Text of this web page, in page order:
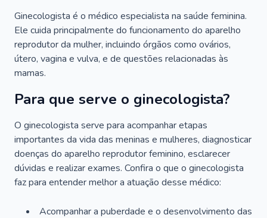
Ginecologista é o médico especialista na saúde feminina.
Ele cuida principalmente do funcionamento do aparelho
reprodutor da mulher, incluindo órgãos como ovários,
útero, vagina e vulva, e de questões relacionadas às
mamas.
Para que serve o ginecologista?
O ginecologista serve para acompanhar etapas
importantes da vida das meninas e mulheres, diagnosticar
doenças do aparelho reprodutor feminino, esclarecer
dúvidas e realizar exames. Confira o que o ginecologista
faz para entender melhor a atuação desse médico:
Acompanhar a puberdade e o desenvolvimento das